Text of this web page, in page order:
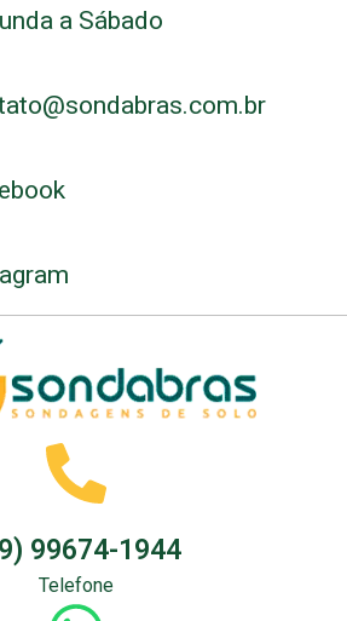
a Sábado
99674-1944
Telefone